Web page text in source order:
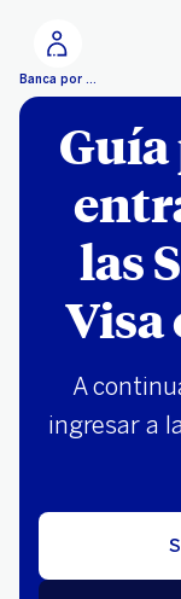
Banca por Internet
las
Visa
A
ingresar a